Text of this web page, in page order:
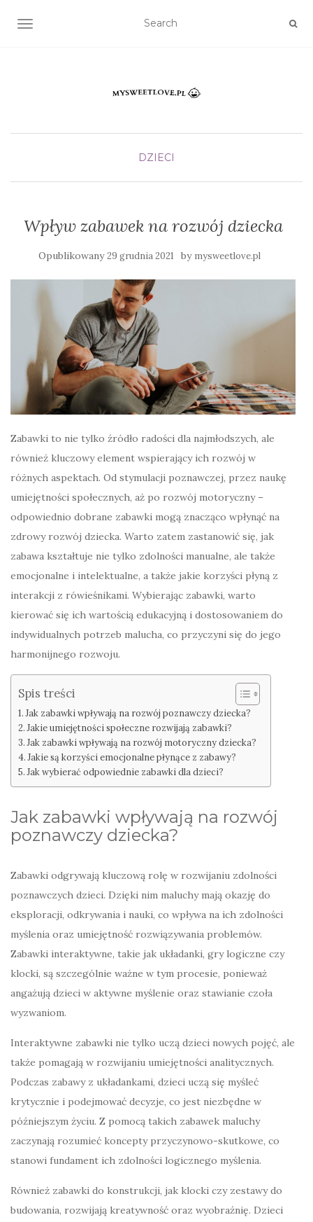
TOGGLE NAVIGATION
DZIECI
Wpływ zabawek na rozwój dziecka
Opublikowany29 grudnia 2021 by mysweetlove.pl
Zabawki to nie tylko źródło radości dla najmłodszych, ale
również kluczowy element wspierający ich rozwój w
różnych aspektach. Od stymulacji poznawczej, przez naukę
umiejętności społecznych, aż po rozwój motoryczny –
odpowiednio dobrane zabawki mogą znacząco wpłynąć na
zdrowy rozwój dziecka. Warto zatem zastanowić się, jak
zabawa kształtuje nie tylko zdolności manualne, ale także
emocjonalne i intelektualne, a także jakie korzyści płyną z
interakcji z rówieśnikami. Wybierając zabawki, warto
kierować się ich wartością edukacyjną i dostosowaniem do
indywidualnych potrzeb malucha, co przyczyni się do jego
harmonijnego rozwoju.
Spis treści
Jak zabawki wpływają na rozwój poznawczy dziecka?
Jakie umiejętności społeczne rozwijają zabawki?
Jak zabawki wpływają na rozwój motoryczny dziecka?
Jakie są korzyści emocjonalne płynące z zabawy?
Jak wybierać odpowiednie zabawki dla dzieci?
Jak zabawki wpływają na rozwój
poznawczy dziecka?
Zabawki odgrywają kluczową rolę w rozwijaniu zdolności
poznawczych dzieci. Dzięki nim maluchy mają okazję do
eksploracji, odkrywania i nauki, co wpływa na ich zdolności
myślenia oraz umiejętność rozwiązywania problemów.
Zabawki interaktywne, takie jak układanki, gry logiczne czy
klocki, są szczególnie ważne w tym procesie, ponieważ
angażują dzieci w aktywne myślenie oraz stawianie czoła
wyzwaniom.
Interaktywne zabawki nie tylko uczą dzieci nowych pojęć, ale
także pomagają w rozwijaniu umiejętności analitycznych.
Podczas zabawy z układankami, dzieci uczą się myśleć
krytycznie i podejmować decyzje, co jest niezbędne w
późniejszym życiu. Z pomocą takich zabawek maluchy
zaczynają rozumieć koncepty przyczynowo-skutkowe, co
stanowi fundament ich zdolności logicznego myślenia.
Również zabawki do konstrukcji, jak klocki czy zestawy do
budowania, rozwijają kreatywność oraz wyobraźnię. Dzieci